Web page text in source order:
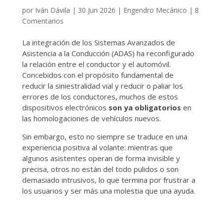
por Iván Dávila | 30 Jun 2026 | Engendro Mecánico | 8
Comentarios
La integración de los Sistemas Avanzados de
Asistencia a la Conducción (ADAS) ha reconfigurado
la relación entre el conductor y el automóvil.
Concebidos con el propósito fundamental de
reducir la siniestralidad vial y reducir o paliar los
errores de los conductores, muchos de estos
dispositivos electrónicos son ya obligatorios en
las homologaciones de vehículos nuevos.
Sin embargo, esto no siempre se traduce en una
experiencia positiva al volante: mientras que
algunos asistentes operan de forma invisible y
precisa, otros no están del todo pulidos o son
demasiado intrusivos, lo que termina por frustrar a
los usuarios y ser más una molestia que una ayuda.